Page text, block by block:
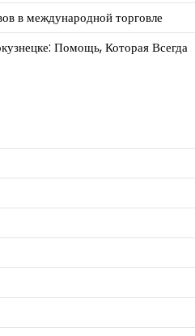
в международной торговле
Помощь, Которая Всегда